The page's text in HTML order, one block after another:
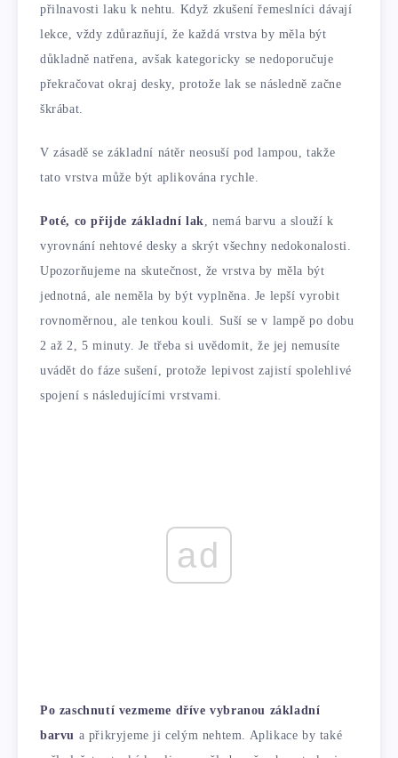
přilnavosti laku k nehtu. Když zkušení řemeslníci dávají
lekce, vždy zdůrazňují, že každá vrstva by měla být
důkladně natřena, avšak kategoricky se nedoporučuje
překračovat okraj desky, protože lak se následně začne
škrábat.
V zásadě se základní nátěr neosuší pod lampou, takže
tato vrstva může být aplikována rychle.
Poté, co přijde základní lak
, nemá barvu a slouží k
vyrovnání nehtové desky a skrýt všechny nedokonalosti.
Upozorňujeme na skutečnost, že vrstva by měla být
jednotná, ale neměla by být vyplněna. Je lepší vyrobit
rovnoměrnou, ale tenkou kouli. Suší se v lampě po dobu
2 až 2, 5 minuty. Je třeba si uvědomit, že jej nemusíte
uvádět do fáze sušení, protože lepivost zajistí spolehlivé
spojení s následujícími vrstvami.
ad
Po zaschnutí vezmeme dříve vybranou základní
barvu a přikryjeme ji celým nehtem. Aplikace by také